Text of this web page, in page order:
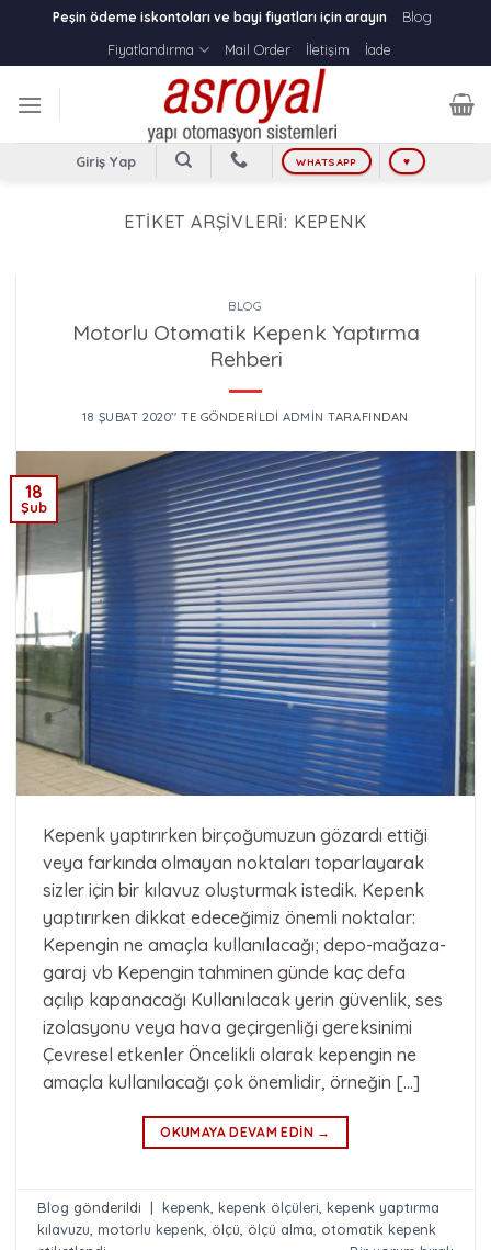
content
Peşin ödeme iskontoları ve bayi fiyatları için arayın
Blog
Fiyatlandırma
Mail Order İletişim İade
Giriş Yap WHATSAPP ♥
ETIKET ARŞIVLERI: KEPENK
BLOG
Motorlu Otomatik Kepenk Yaptırma
Rehberi
18 ŞUBAT 2020’' TE GÖNDERILDI ADMIN TARAFINDAN
18
Şub
Kepenk yaptırırken birçoğumuzun gözardı ettiği
veya farkında olmayan noktaları toparlayarak
sizler için bir kılavuz oluşturmak istedik. Kepenk
yaptırırken dikkat edeceğimiz önemli noktalar:
Kepengin ne amaçla kullanılacağı; depo-mağaza-
garaj vb Kepengin tahminen günde kaç defa
açılıp kapanacağı Kullanılacak yerin güvenlik, ses
izolasyonu veya hava geçirgenliği gereksinimi
Çevresel etkenler Öncelikli olarak kepengin ne
amaçla kullanılacağı çok önemlidir, örneğin […]
OKUMAYA DEVAM EDIN →
Blog gönderildi | kepenk kepenk ölçüleri kepenk yaptırma
kılavuzu motorlu kepenk ölçü ölçü alma otomatik kepenk